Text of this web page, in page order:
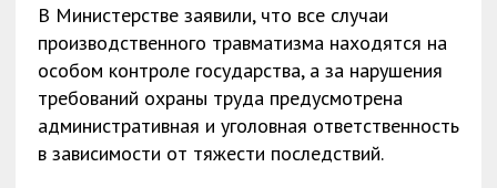
В Министерстве заявили, что все случаи
производственного травматизма находятся на
особом контроле государства, а за нарушения
требований охраны труда предусмотрена
административная и уголовная ответственность
в зависимости от тяжести последствий.